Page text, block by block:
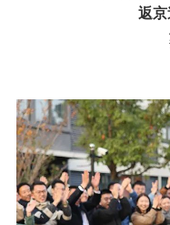
返京途
蔡